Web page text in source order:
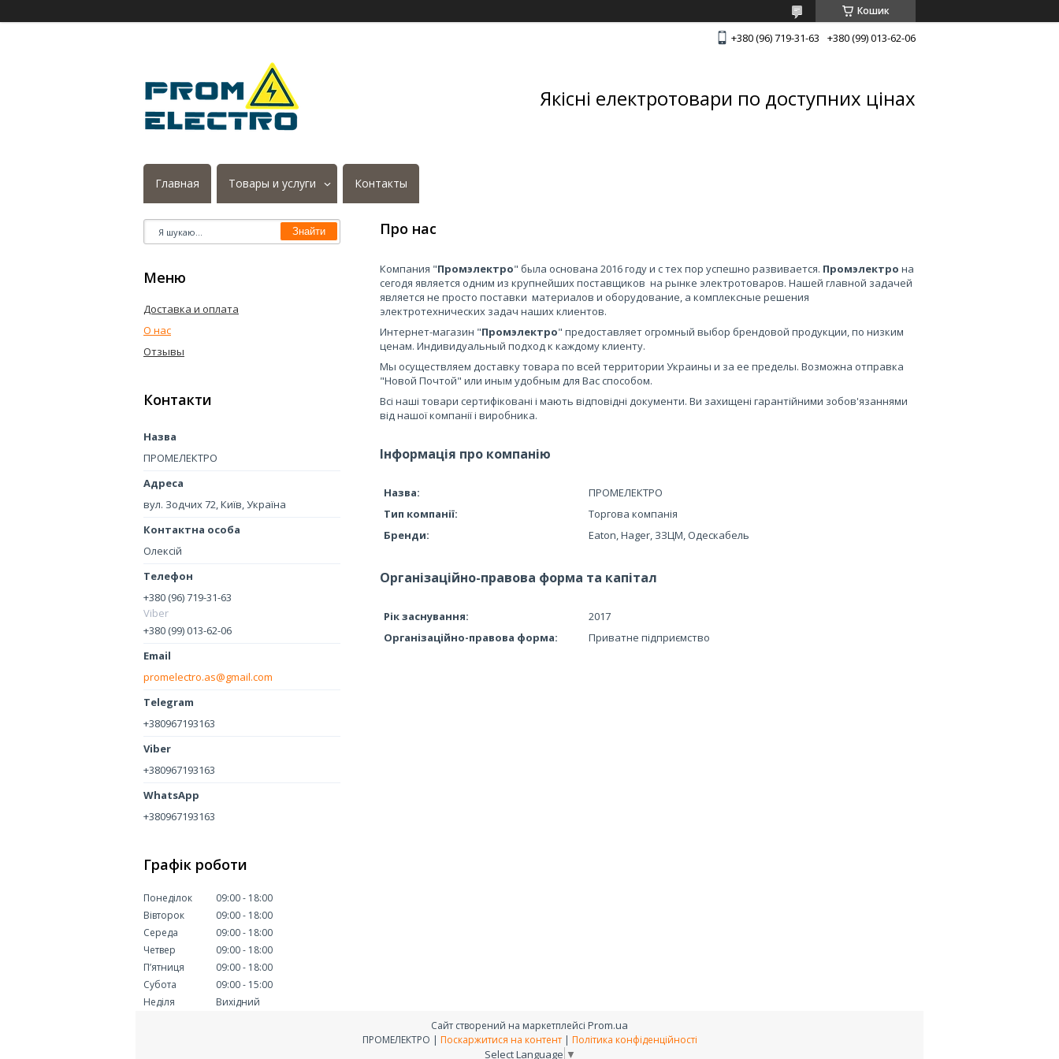
Кошик
+380 (96) 719-31-63 +380 (99) 013-62-06
Якісні електротовари по доступних цінах
Главная Товары и услуги Контакты
Про нас
Компания "Промэлектро" была основана 2016 году и с тех пор успешно развивается. Промэлектро на
сегодя является одним из крупнейших поставщиков на рынке электротоваров. Нашей главной задачей
является не просто поставки материалов и оборудование, а комплексные решения
электротехнических задач наших клиентов.
Интернет-магазин "Промэлектро" предоставляет огромный выбор брендовой продукции, по низким
ценам. Индивидуальный подход к каждому клиенту.
Мы осуществляем доставку товара по всей территории Украины и за ее пределы. Возможна отправка
"Новой Почтой" или иным удобным для Вас способом.
Всі наші товари сертифіковані і мають відповідні документи. Ви захищені гарантійними зобов'язаннями
від нашої компанії і виробника.
Інформація про компанію
Назва:
ПРОМЕЛЕКТРО
Тип компанії:
Торгова компанія
Бренди:
Eaton, Hager, ЗЗЦМ, Одескабель
Організаційно-правова форма та капітал
Рік заснування:
2017
Організаційно-правова форма:
Приватне підприємство
Знайти
Доставка и оплата
О нас
Отзывы
Контакти
ПРОМЕЛЕКТРО
вул. Зодчих 72, Київ, Україна
Олексій
+380 (96) 719-31-63
Viber
+380 (99) 013-62-06
promelectro.as@gmail.com
+380967193163
+380967193163
+380967193163
Графік роботи
Понеділок 09:00
18:00
Вівторок
09:00
18:00
Середа
09:00
18:00
Четвер
09:00
18:00
Пʼятниця
09:00
18:00
Субота
09:00
15:00
Неділя
Вихідний
Сайт створений на маркетплейсі Prom.ua
ПРОМЕЛЕКТРО | Поскаржитися на контент | Політика конфіденційності
Select Language ▼